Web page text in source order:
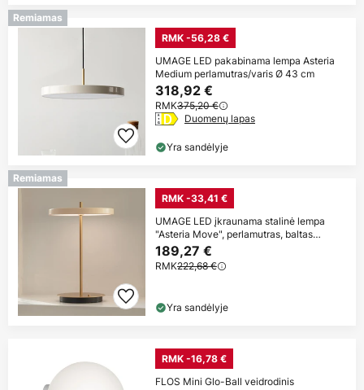
Remiamas
RMK -56,28 €
UMAGE LED pakabinama lempa Asteria
Medium perlamutras/varis Ø 43 cm
318,92 €
RMK375,20 €
Duomenų lapas
Yra sandėlyje
Remiamas
RMK -33,41 €
UMAGE LED įkraunama stalinė lempa
"Asteria Move", perlamutras, baltas
žalvaris
189,27 €
RMK222,68 €
Yra sandėlyje
RMK -16,78 €
FLOS Mini Glo-Ball veidrodinis